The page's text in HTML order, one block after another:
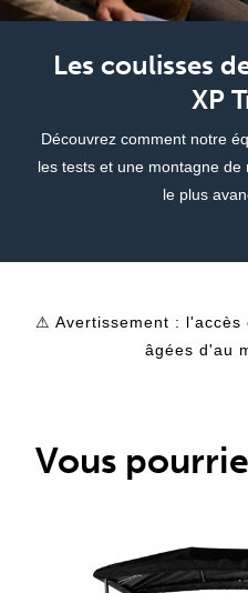
Les coulisses
XP
Découvrez comment notre
les tests et une montagne
le plus
⚠ Avertissement : l'accès
âgées d'au
Vous